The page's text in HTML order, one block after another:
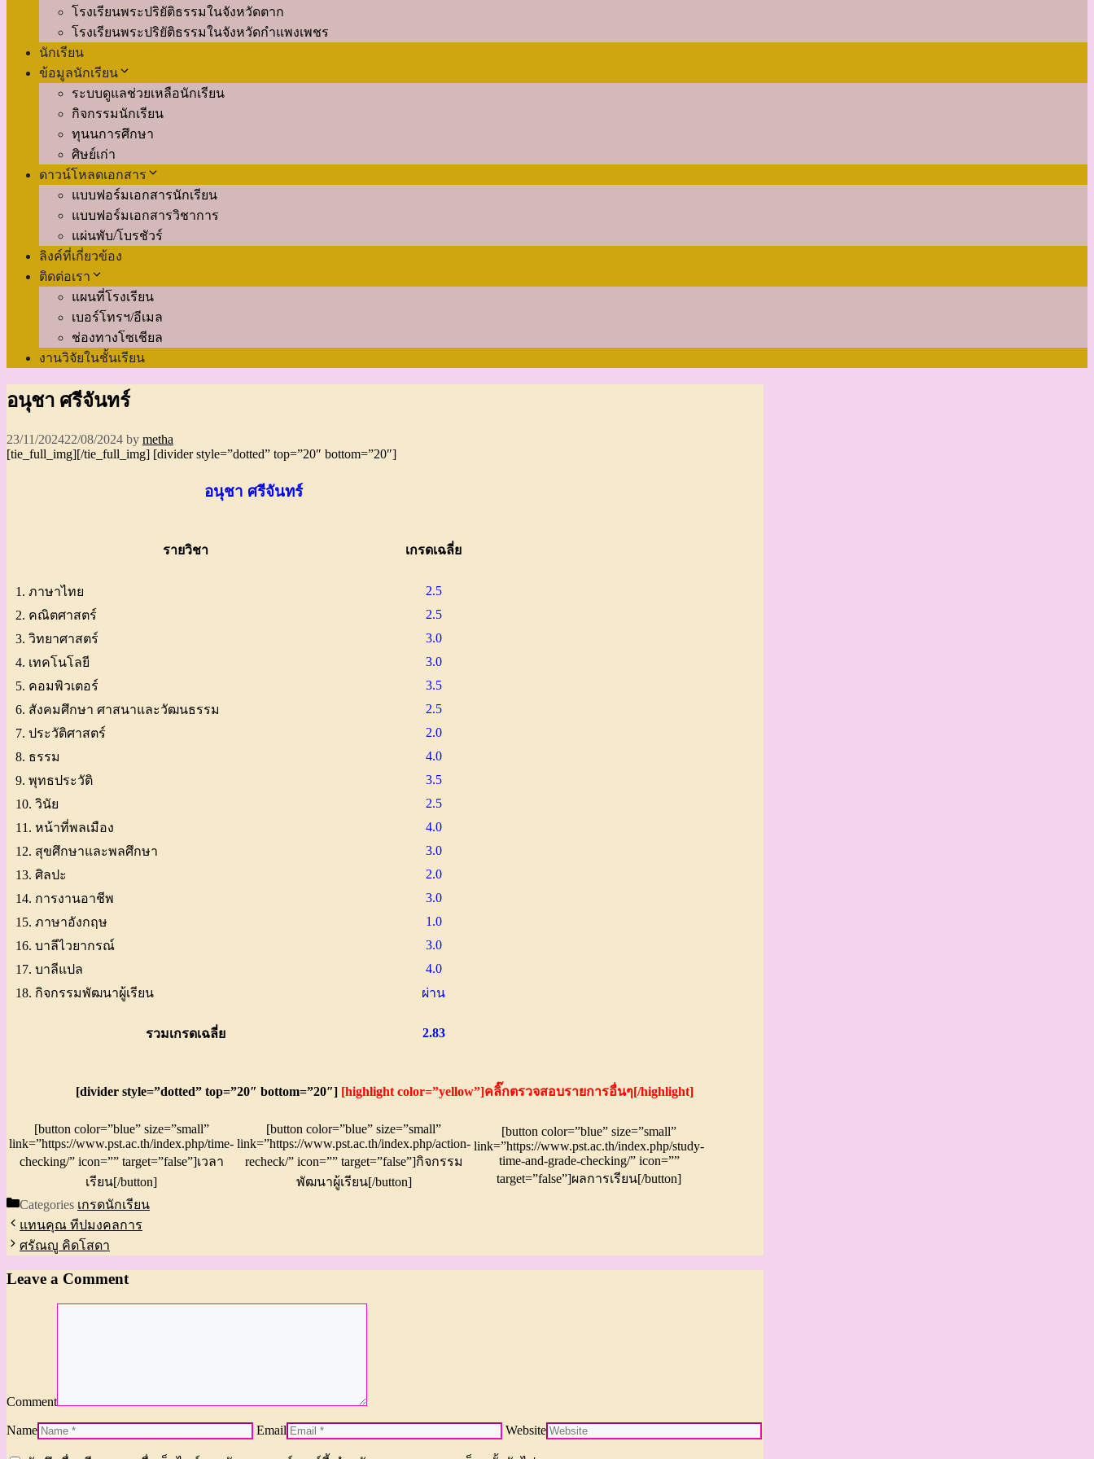
โรงเรียนพระปริยัติธรรมในจังหวัดตาก
โรงเรียนพระปริยัติธรรมในจังหวัดกำแพงเพชร
นักเรียน
ข้อมูลนักเรียน
ระบบดูแลช่วยเหลือนักเรียน
กิจกรรมนักเรียน
ทุนนการศึกษา
ศิษย์เก่า
ดาวน์โหลดเอกสาร
แบบฟอร์มเอกสารนักเรียน
แบบฟอร์มเอกสารวิชาการ
แผ่นพับ/โบรชัวร์
ลิงค์ที่เกี่ยวข้อง
ติดต่อเรา
แผนที่โรงเรียน
เบอร์โทรฯ/อีเมล
ช่องทางโซเชียล
งานวิจัยในชั้นเรียน
อนุชา ศรีจันทร์
23/11/202422/08/2024 by metha
[tie_full_img][/tie_full_img] [divider style=”dotted” top=”20″ bottom=”20″]
อนุชา ศรีจันทร์
รายวิชา เกรดเฉลี่ย
1. ภาษาไทย
2.5
2. คณิตศาสตร์
2.5
3. วิทยาศาสตร์
3.0
4. เทคโนโลยี
3.0
5. คอมพิวเตอร์
3.5
6. สังคมศึกษา ศาสนาและวัฒนธรรม
2.5
7. ประวัติศาสตร์
2.0
8. ธรรม
4.0
9. พุทธประวัติ
3.5
10. วินัย
2.5
11. หน้าที่พลเมือง
4.0
12. สุขศึกษาและพลศึกษา
3.0
13. ศิลปะ
2.0
14. การงานอาชีพ
3.0
15. ภาษาอังกฤษ
1.0
16. บาลีไวยากรณ์
3.0
17. บาลีแปล
4.0
18. กิจกรรมพัฒนาผู้เรียน
ผ่าน
รวมเกรดเฉลี่ย 2.83
[divider style=”dotted” top=”20″ bottom=”20″] [highlight color=”yellow”]คลิ๊กตรวจสอบรายการอื่นๆ[/highlight]
[button color=”blue” size=”small”
link=”https://www.pst.ac.th/index.php/time-
checking/” icon=”” target=”false”]เวลา
เรียน[/button]
[button color=”blue” size=”small”
link=”https://www.pst.ac.th/index.php/action-
recheck/” icon=”” target=”false”]กิจกรรม
พัฒนาผู้เรียน[/button]
[button color=”blue” size=”small”
link=”https://www.pst.ac.th/index.php/study-
time-and-grade-checking/” icon=””
target=”false”]ผลการเรียน[/button]
Categories เกรดนักเรียน
แทนคุณ ทีปมงคลการ
ศรัณญู คิดโสดา
Leave a Comment
Comment
Name Email Website